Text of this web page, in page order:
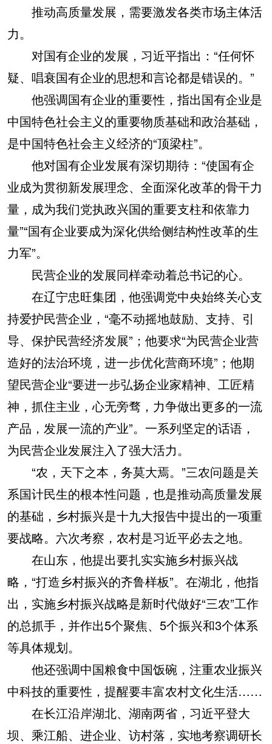
推动高质量发展，需要激发各类市场主体活
力。
对国有企业的发展，习近平指出：“任何怀
疑、唱衰国有企业的思想和言论都是错误的。”
他强调国有企业的重要性，指出国有企业是
中国特色社会主义的重要物质基础和政治基础，
是中国特色社会主义经济的“顶梁柱”。
他对国有企业发展有深切期待：“使国有企
业成为贯彻新发展理念、全面深化改革的骨干力
量，成为我们党执政兴国的重要支柱和依靠力
量”“国有企业要成为深化供给侧结构性改革的生
力军”。
民营企业的发展同样牵动着总书记的心。
在辽宁忠旺集团，他强调党中央始终关心支
持爱护民营企业，“毫不动摇地鼓励、支持、引
导、保护民营经济发展”；他要求“为民营企业营
造好的法治环境，进一步优化营商环境”；他期
望民营企业“要进一步弘扬企业家精神、工匠精
神，抓住主业，心无旁骛，力争做出更多的一流
产品，发展一流的产业”。一系列坚定的话语，
为民营企业发展注入了强大活力。
“农，天下之本，务莫大焉。”三农问题是关
系国计民生的根本性问题，也是推动高质量发展
的基础，乡村振兴是十九大报告中提出的一项重
要战略。六次考察，农村是习近平必去之地。
在山东，他提出要扎实实施乡村振兴战
略，“打造乡村振兴的齐鲁样板”。在湖北，他指
出，实施乡村振兴战略是新时代做好“三农”工作
的总抓手，并作出5个聚焦、5个振兴和3个体系
等具体规划。
他还强调中国粮食中国饭碗，注重农业振兴
中科技的重要性，提醒要丰富农村文化生活……
在长江沿岸湖北、湖南两省，习近平登大
坝、乘江船、进企业、访村落，实地考察调研长